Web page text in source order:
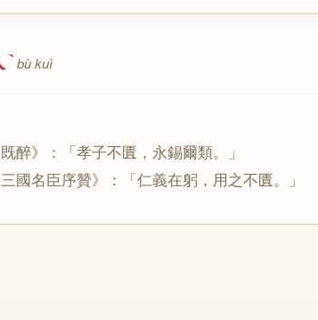
bù kuì
既醉》：「孝子不匱 ， 永錫爾類。」
三國名臣序贊》：「仁義在躬 ， 用之不匱。」